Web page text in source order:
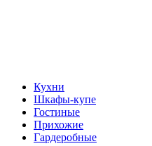
Кухни
Шкафы-купе
Гостиные
Прихожие
Гардеробные